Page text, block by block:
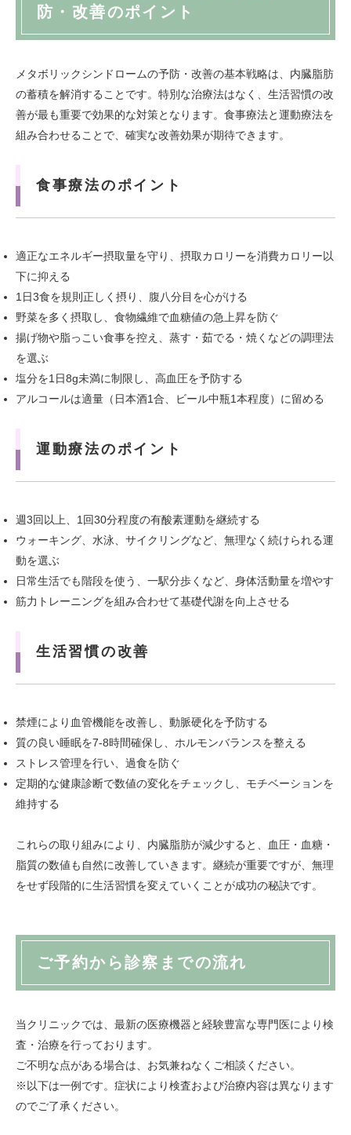
防・改善のポイント
メタボリックシンドロームの予防・改善の基本戦略は、内臓脂肪
の蓄積を解消することです。特別な治療法はなく、生活習慣の改
善が最も重要で効果的な対策となります。食事療法と運動療法を
組み合わせることで、確実な改善効果が期待できます。
食事療法のポイント
適正なエネルギー摂取量を守り、摂取カロリーを消費カロリー以
下に抑える
1日3食を規則正しく摂り、腹八分目を心がける
野菜を多く摂取し、食物繊維で血糖値の急上昇を防ぐ
揚げ物や脂っこい食事を控え、蒸す・茹でる・焼くなどの調理法
を選ぶ
塩分を1日8g未満に制限し、高血圧を予防する
アルコールは適量（日本酒1合、ビール中瓶1本程度）に留める
運動療法のポイント
週3回以上、1回30分程度の有酸素運動を継続する
ウォーキング、水泳、サイクリングなど、無理なく続けられる運
動を選ぶ
日常生活でも階段を使う、一駅分歩くなど、身体活動量を増やす
筋力トレーニングを組み合わせて基礎代謝を向上させる
生活習慣の改善
禁煙により血管機能を改善し、動脈硬化を予防する
質の良い睡眠を7-8時間確保し、ホルモンバランスを整える
ストレス管理を行い、過食を防ぐ
定期的な健康診断で数値の変化をチェックし、モチベーションを
維持する
これらの取り組みにより、内臓脂肪が減少すると、血圧・血糖・
脂質の数値も自然に改善していきます。継続が重要ですが、無理
をせず段階的に生活習慣を変えていくことが成功の秘訣です。
ご予約から診察までの流れ
当クリニックでは、最新の医療機器と経験豊富な専門医により検
査・治療を行っております。
ご不明な点がある場合は、お気兼ねなくご相談ください。
※以下は一例です。症状により検査および治療内容は異なります
のでご了承ください。